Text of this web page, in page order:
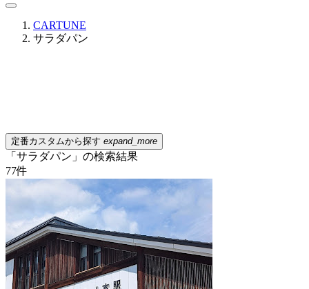
CARTUNE
サラダパン
定番カスタムから探す expand_more
「サラダパン」の検索結果
77件